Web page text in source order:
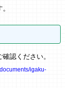
認ください。
igaku-